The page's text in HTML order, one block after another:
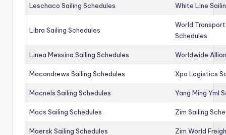
Leschaco Sailing Schedules White Line
Libra Sailing Schedules
World
Schedules
Linea Messina Sailing Schedules Worldwide
Macandrews Sailing Schedules Xpo Logistics
Macnels Sailing Schedules Yang Ming Yml
Macs Sailing Schedules Zim Sailing
Maersk Sailing Schedules Zim World